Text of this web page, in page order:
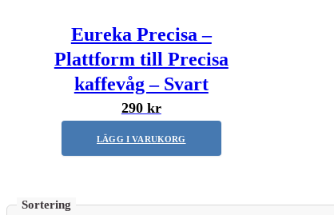
Eureka Precisa –
Plattform till Precisa
kaffevåg – Svart
290 kr
LÄGG I VARUKORG